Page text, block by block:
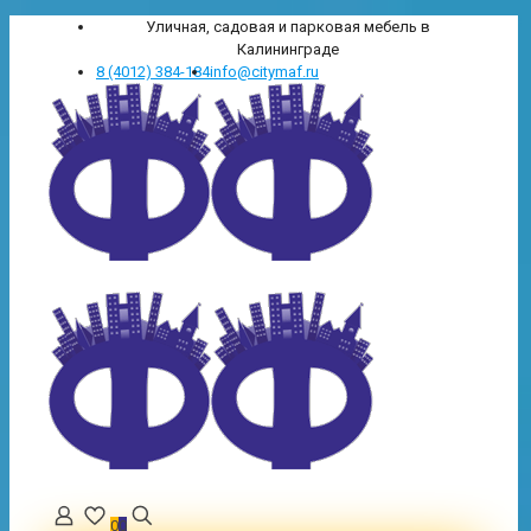
Уличная, садовая и парковая мебель в
Калининграде
8 (4012) 384-184info@citymaf.ru
00